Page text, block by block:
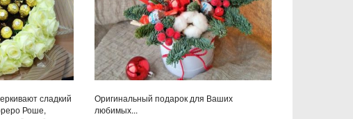
сладкий
Роше,
Оригинальный подарок для Ваших
любимых...